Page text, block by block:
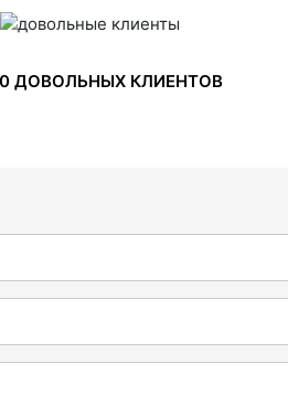
ДОВОЛЬНЫХ КЛИЕНТОВ